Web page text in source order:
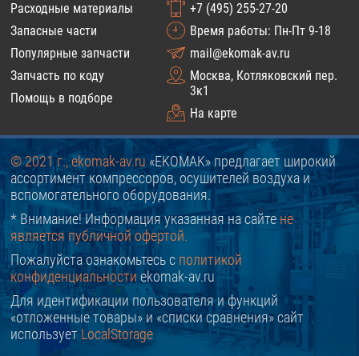
Расходные материалы
Запасные части
Популярные запчасти
Запчасть по коду
Помощь в подборе
+7 (495) 255-27-20
Время работы: Пн-Пт 9-18
mail@ekomak-av.ru
Москва, Котляковский пер.
3к1
На карте
© 2021 г., ekomak-av.ru «EKOMAK» предлагает широкий
ассортимент компрессоров, осушителей воздуха и
вспомогательного оборудования.
* Внимание! Информация указанная на сайтене
является публичной офертой.
Пожалуйста ознакомьтесь с политикой
конфиденциальности ekomak-av.ru
Для идентификации пользователя и функций
«отложенные товары» и «списки сравнения» сайт
используетLocalStorage